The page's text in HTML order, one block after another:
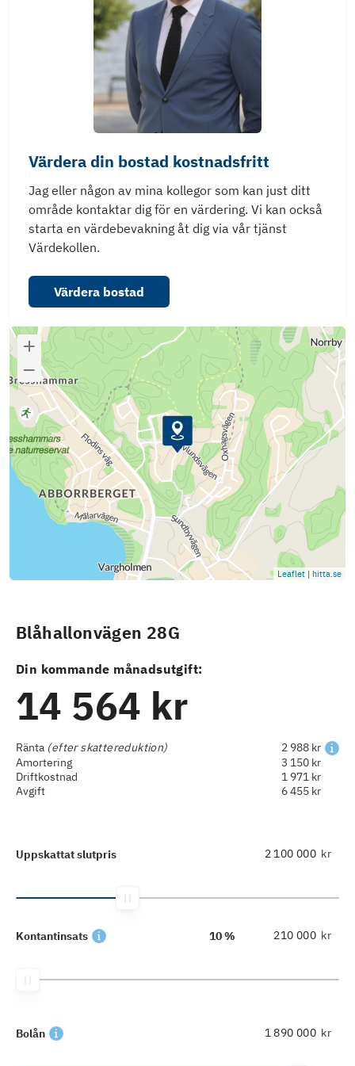
Värdera din bostad kostnadsfritt
Jag eller någon av mina kollegor som kan just ditt
område kontaktar dig för en värdering. Vi kan också
starta en värdebevakning åt dig via vår tjänst
Värdekollen.
Värdera bostad
Leaflet | hitta.se
Blåhallonvägen 28G
Din kommande månadsutgift:
14 564 kr
Ränta (efter skattereduktion)
2 988 kr
Amortering
3 150 kr
Driftkostnad
1 971 kr
Avgift
6 455 kr
Uppskattat slutpris kr
Kontantinsats 10 % kr
Bolån kr